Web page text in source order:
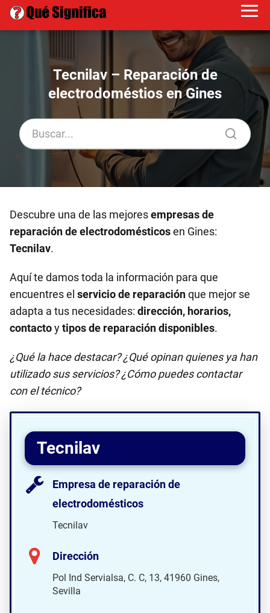
Tecnilav – Reparación de
electrodoméstios en Gines
Descubre una de las mejoresempresas de
reparación de electrodomésticosen Gines:
Tecnilav.
Aquí te damos toda la información para que
encuentres el servicio de reparaciónque mejor se
adapta a tus necesidades: dirección, horarios,
contactoytipos de reparación disponibles.
¿Qué la hace destacar? ¿Qué opinan quienes ya han
utilizado sus servicios? ¿Cómo puedes contactar
con el técnico?
Tecnilav
Empresa de reparación de
electrodomésticos
Tecnilav
Dirección
Pol Ind Servialsa, C. C, 13, 41960 Gines,
Sevilla